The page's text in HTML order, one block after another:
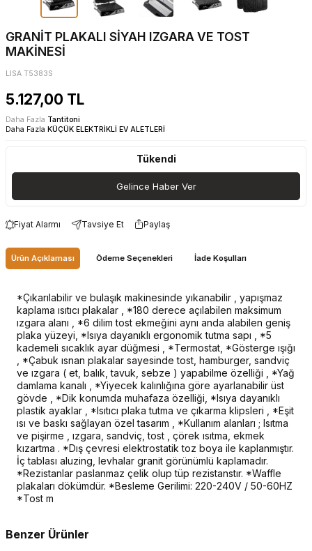
GRANİT PLAKALI SİYAH IZGARA VE TOST
MAKİNESİ
LISA T5383S
5.127,00 TL
Daha Fazla Tantitoni
Daha Fazla KÜÇÜK ELEKTRİKLİ EV ALETLERİ
Tükendi
Gelince Haber Ver
Fiyat Alarmı Tavsiye Et Paylaş
Ürün Açıklaması Ödeme Seçenekleri İade Koşulları
*Çıkarılabilir ve bulaşık makinesinde yıkanabilir , yapışmaz
kaplama ısıtıcı plakalar , *180 derece açılabilen maksimum
ızgara alanı , *6 dilim tost ekmeğini aynı anda alabilen geniş
plaka yüzeyi, *Isıya dayanıklı ergonomik tutma sapı , *5
kademeli sıcaklık ayar düğmesi , *Termostat, *Gösterge ışığı
, *Çabuk ısnan plakalar sayesinde tost, hamburger, sandviç
ve ızgara ( et, balık, tavuk, sebze ) yapabilme özelliği , *Yağ
damlama kanalı , *Yiyecek kalınlığına göre ayarlanabilir üst
gövde , *Dik konumda muhafaza özelliği, *Isıya dayanıklı
plastik ayaklar , *Isıtıcı plaka tutma ve çıkarma klipsleri , *Eşit
ısı ve baskı sağlayan özel tasarım , *Kullanım alanları ; Isıtma
ve pişirme , ızgara, sandviç, tost , çörek ısıtma, ekmek
kızartma . *Dış çevresi elektrostatik toz boya ile kaplanmıştır.
İç tablası aluzing, levhalar granit görünümlü kaplamadır.
*Rezistanlar paslanmaz çelik olup tüp rezistanstır. *Waffle
plakaları dökümdür. *Besleme Gerilimi: 220-240V / 50-60HZ
*Tost m
Benzer Ürünler